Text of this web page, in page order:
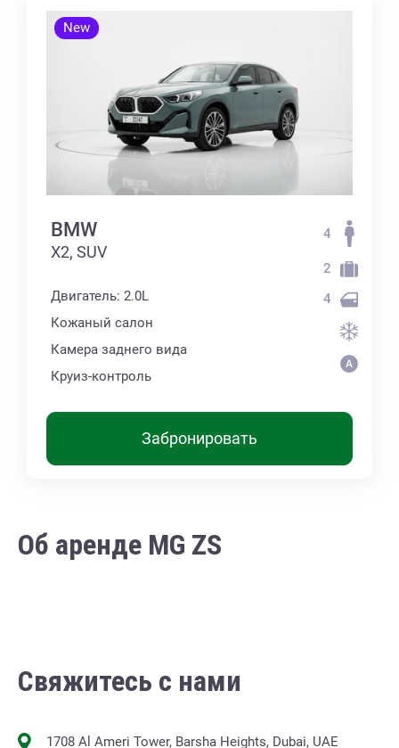
New
BMW
X2, SUV
Двигатель: 2.0L
Кожаный салон
Камера заднего вида
Круиз-контроль
4
2
4
Забронировать
Об аренде MG ZS
Свяжитесь с нами
1708 Al Ameri Tower, Barsha Heights, Dubai, UAE